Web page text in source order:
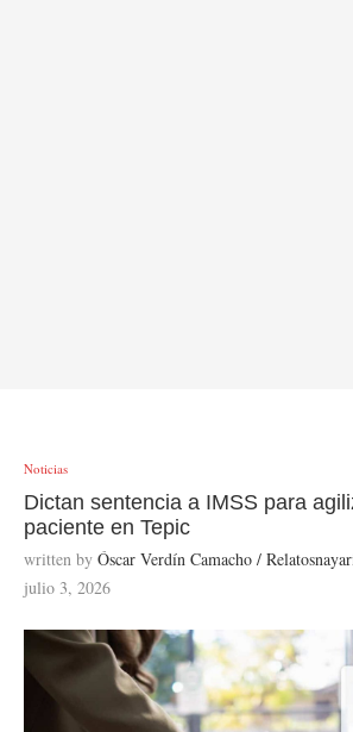
Noticias
Dictan sentencia a IMSS para
paciente en Tepic
written by Óscar Verdín Camacho /
julio 3, 2026